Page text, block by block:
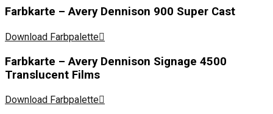
Farbkarte – Avery Dennison 900 Super Cast
Download Farbpalette
Farbkarte – Avery Dennison Signage 4500
Translucent Films
Download Farbpalette